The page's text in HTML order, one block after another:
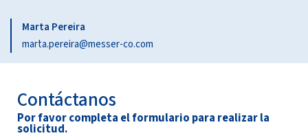
Contáctanos
Por favor completa el formulario para realizar la
solicitud.
Marta Pereira
marta.pereira@messer-co.com